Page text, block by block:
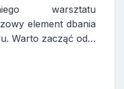
warsztatu
element dbania
Warto zacząć od…